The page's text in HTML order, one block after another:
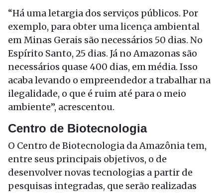
“Há uma letargia dos serviços públicos. Por
exemplo, para obter uma licença ambiental
em Minas Gerais são necessários 50 dias. No
Espírito Santo, 25 dias. Já no Amazonas são
necessários quase 400 dias, em média. Isso
acaba levando o empreendedor a trabalhar na
ilegalidade, o que é ruim até para o meio
ambiente”, acrescentou.
Centro de Biotecnologia
O Centro de Biotecnologia da Amazônia tem,
entre seus principais objetivos, o de
desenvolver novas tecnologias a partir de
pesquisas integradas, que serão realizadas